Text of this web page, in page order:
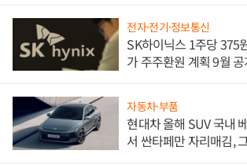
전자·전기·정보통신
SK하이닉스 1주당 375
가 주주환원 계획 9월
자동차·부품
현대차 올해 SUV 국내
서 싼타페만 자리매김,